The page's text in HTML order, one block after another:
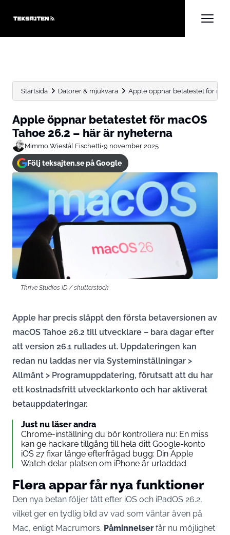
Startsida Datorer & mjukvara Apple öppnar betatestet för
Apple öppnar betatestet för macOS
Tahoe 26.2 – här är nyheterna
Mimmo Wiestål Fischetti•9 november 2025
Följ teksajten.se på Google
Thrive Studios ID / shutterstock
Apple har precis släppt den första betaversionen av
macOS Tahoe 26.2 till utvecklare – bara dagar efter
att version 26.1 rullades ut. Uppdateringen kan
redan nu laddas ner via Systeminställningar >
Allmänt > Programuppdatering, förutsatt att du har
ett kostnadsfritt utvecklarkonto och har aktiverat
betauppdateringar.
Just nu läser andra
Chrome-inställning du bör kontrollera nu: En miss
kan ge hackare tillgång till hela ditt Google-konto
iOS 27 fixar länge efterfrågad bugg: Din Apple
Watch delar platsen om iPhone är urladdad
Flera appar får nya funktioner
Den nya betan följer tätt efter iOS och iPadOS 26.2,
vilket ger en tydlig bild av vad som väntar även på
Mac, enligt Macrumors. Påminnelserfår nu möjlighet